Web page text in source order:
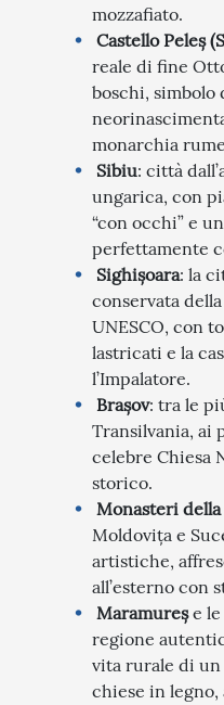
mozzafiato.
Castello Peleș
reale di fine
boschi, simbolo
monarchia
Sibiu: città
ungarica, con
“con occhi” e
perfettamente
Sighișoara: la
conservata
UNESCO, con
lastricati e la
l’Impalatore.
Brașov: tra le
Transilvania, ai
celebre Chiesa
storico.
Monasteri
Moldovița e
artistiche,
all’esterno con
Maramureșe
regione
vita rurale di un
chiese in legno,